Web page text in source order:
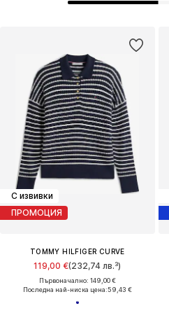
С извивки
ПРОМОЦИЯ
TOMMY HILFIGER CURVE
119,00 €(232,74 лв.³)
Първоначално: 149,00 €
Последна най-ниска цена:59,43 €